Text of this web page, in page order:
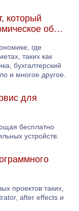
который
об…
где
таких как
бухгалтерский
и многое другое.
для
бесплатно
устройств.
проектов таких,
after effects и